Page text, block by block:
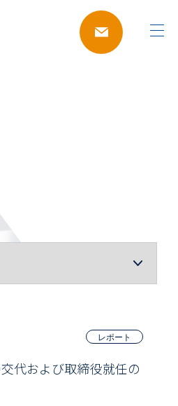
レポート
代および取締役就任の